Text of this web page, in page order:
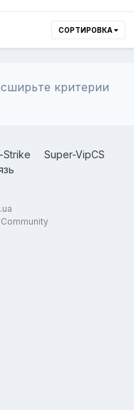
СОРТИРОВКА
критерии
Strike
Super-VipCS